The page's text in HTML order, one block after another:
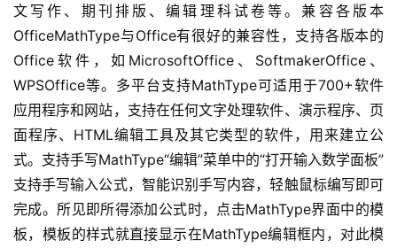
文写作、期刊排版、编辑理科试卷等。兼容各版本
OfficeMathType与Office有很好的兼容性，支持各版本的
Office软件，如MicrosoftOffice、SoftmakerOffice、
WPSOffice等。多平台支持MathType可适用于700+软件
应用程序和网站，支持在任何文字处理软件、演示程序、页
面程序、HTML编辑工具及其它类型的软件，用来建立公
式。支持手写MathType“编辑”菜单中的“打开输入数学面板”
支持手写输入公式，智能识别手写内容，轻触鼠标编写即可
完成。所见即所得添加公式时，点击MathType界面中的模
板，模板的样式就直接显示在MathType编辑框内，对此模